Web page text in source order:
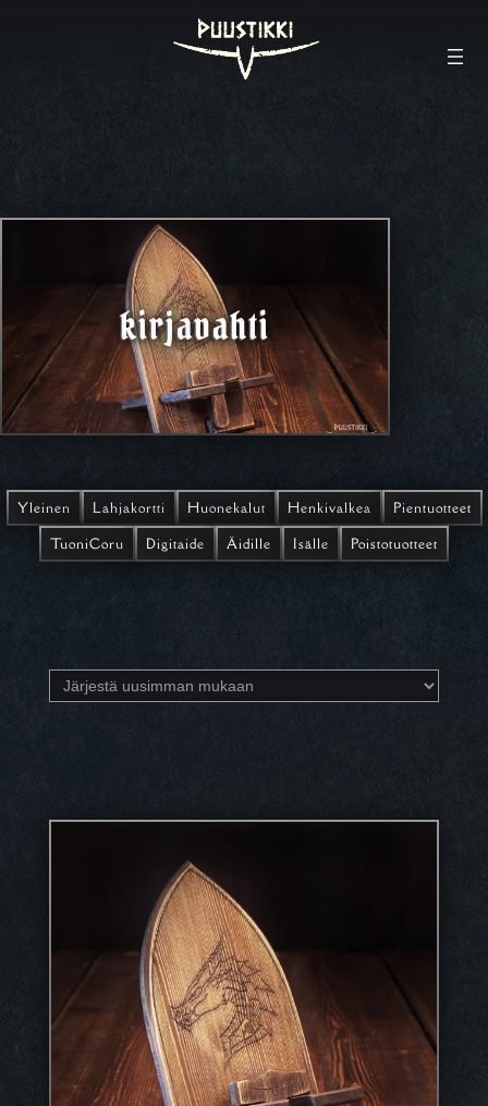
kirjavahti
Yleinen Lahjakortti Huonekalut Henkivalkea
Pientuotteet
TuoniCoru
Digitaide Äidille Isälle Poistotuotteet